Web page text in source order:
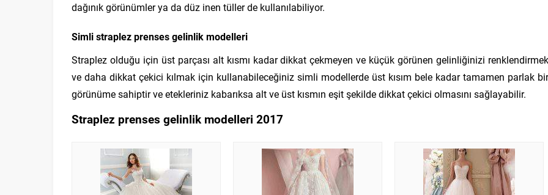
dağınık görünümler ya da düz inen tüller de kullanılabiliyor.
Simli straplez prenses gelinlik modelleri
Straplez olduğu için üst parçası alt kısmı kadar dikkat çekmeyen ve küçük görünen gelinliğinizi renklendirmek
ve daha dikkat çekici kılmak için kullanabileceğiniz simli modellerde üst kısım bele kadar tamamen parlak bir
görünüme sahiptir ve etekleriniz kabarıksa alt ve üst kısmın eşit şekilde dikkat çekici olmasını sağlayabilir.
Straplez prenses gelinlik modelleri 2017